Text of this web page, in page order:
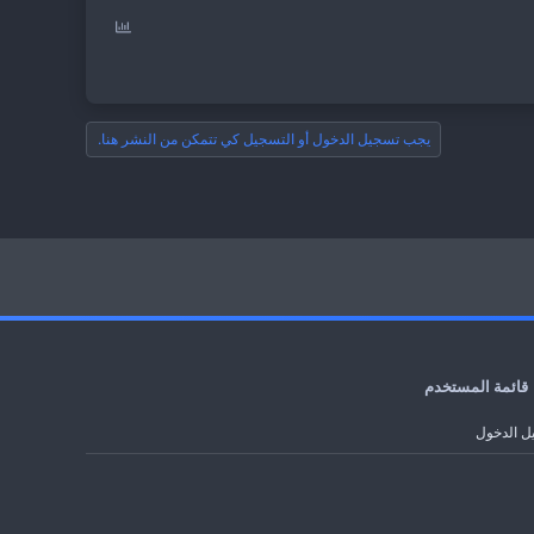
تت
يجب تسجيل الدخول أو التسجيل كي تتمكن من النشر هنا.
قائمة المستخدم
الدخول